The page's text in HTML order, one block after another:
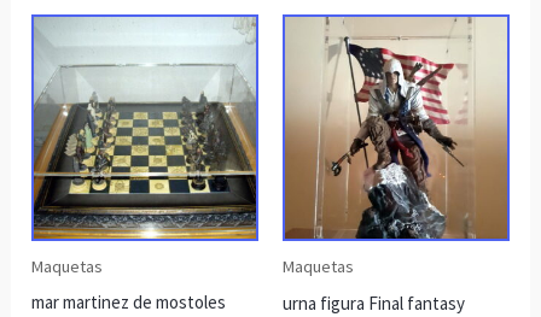
Maquetas
mar martinez de mostoles
Maquetas
urna figura Final fantasy